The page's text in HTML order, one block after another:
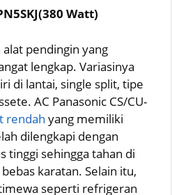
Watt)
pendingin yang
lengkap. Variasinya
di lantai, single split, tipe
AC Panasonic CS/CU-
rendah yang memiliki
dilengkapi dengan
tinggi sehingga tahan di
karatan. Selain itu,
seperti refrigeran